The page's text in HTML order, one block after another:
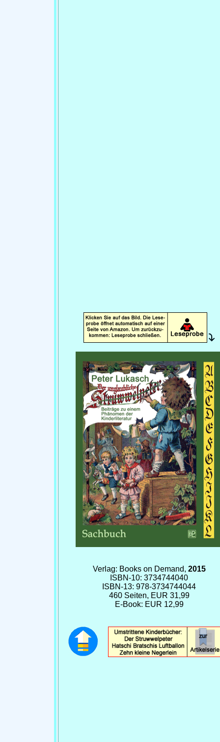
Verlag: Books on Demand, 2015
ISBN-10: 3734744040
ISBN-13: 978-3734744044
460 Seiten, EUR 31,99
E-Book: EUR 12,99